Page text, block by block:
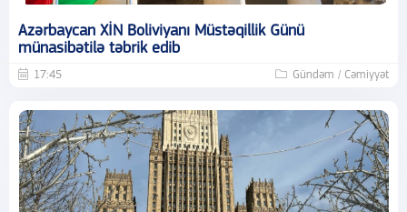
Azərbaycan XİN Boliviyanı Müstəqillik Günü
münasibətilə təbrik edib
17:45 Gündəm / Cəmiyyət